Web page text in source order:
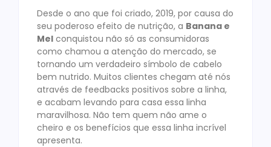
Desde o ano que foi criado, 2019, por causa do
seu poderoso efeito de nutrição, a Banana e
Mel conquistou não só as consumidoras
como chamou a atenção do mercado, se
tornando um verdadeiro símbolo de cabelo
bem nutrido. Muitos clientes chegam até nós
através de feedbacks positivos sobre a linha,
e acabam levando para casa essa linha
maravilhosa. Não tem quem não ame o
cheiro e os benefícios que essa linha incrível
apresenta.